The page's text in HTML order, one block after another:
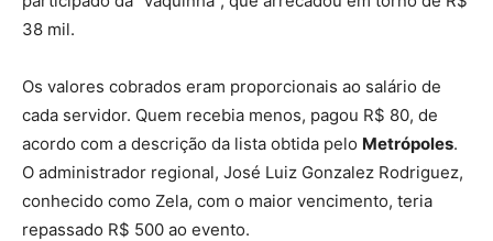
38 mil.
Os valores cobrados eram proporcionais ao salário de
cada servidor. Quem recebia menos, pagou R$ 80, de
acordo com a descrição da lista obtida pelo Metrópoles.
O administrador regional, José Luiz Gonzalez Rodriguez,
conhecido como Zela, com o maior vencimento, teria
repassado R$ 500 ao evento.